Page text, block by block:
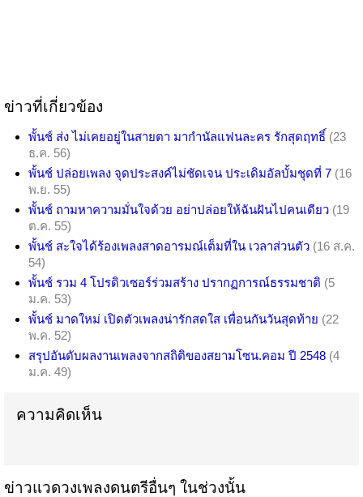
ข่าวที่เกี่ยวข้อง
พั้นช์ ส่ง ไม่เคยอยู่ในสายตา มากำนัลแฟนละคร รักสุดฤทธิ์ (23
ธ.ค. 56)
พั้นช์ ปล่อยเพลง จุดประสงค์ไม่ชัดเจน ประเดิมอัลบั้มชุดที่ 7 (16
พ.ย. 55)
พั้นช์ ถามหาความมั่นใจด้วย อย่าปล่อยให้ฉันฝันไปคนเดียว (19
ต.ค. 55)
พั้นช์ สะใจได้ร้องเพลงสาดอารมณ์เต็มที่ใน เวลาส่วนตัว (16 ส.ค.
54)
พั้นช์ รวม 4 โปรดิวเซอร์ร่วมสร้าง ปรากฏการณ์ธรรมชาติ (5
ม.ค. 53)
พั้นช์ มาดใหม่ เปิดตัวเพลงน่ารักสดใส เพื่อนกันวันสุดท้าย (22
พ.ค. 52)
สรุปอันดับผลงานเพลงจากสถิติของสยามโซน.คอม ปี 2548 (4
ม.ค. 49)
ความคิดเห็น
ข่าวแวดวงเพลงดนตรีอื่นๆ ในช่วงนั้น